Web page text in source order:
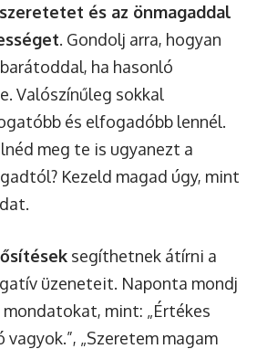
és az önmagaddal
. Gondolj arra, hogyan
ha hasonló
Valószínűleg sokkal
és elfogadóbb lennél.
meg te is ugyanezt a
Kezeld magad úgy, mint
segíthetnek átírni a
üzeneteit. Naponta mondj
mint: „Értékes
vagyok.”, „Szeretem magam